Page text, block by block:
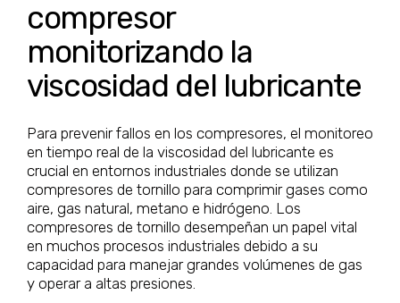
compresor
monitorizando la
viscosidad del lubricante
Para prevenir fallos en los compresores, el monitoreo
en tiempo real de la viscosidad del lubricante es
crucial en entornos industriales donde se utilizan
compresores de tornillo para comprimir gases como
aire, gas natural, metano e hidrógeno. Los
compresores de tornillo desempeñan un papel vital
en muchos procesos industriales debido a su
capacidad para manejar grandes volúmenes de gas
y operar a altas presiones.